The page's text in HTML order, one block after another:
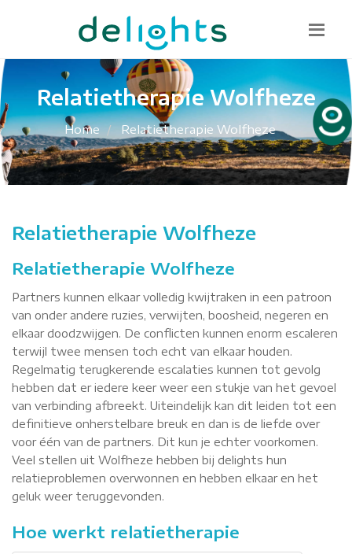
085 130 1482
info@delights.nu
Relatietherapie Wolfheze
Home Relatietherapie Wolfheze
Relatietherapie Wolfheze
Relatietherapie Wolfheze
Partners kunnen elkaar volledig kwijtraken in een patroon
van onder andere ruzies, verwijten, boosheid, negeren en
elkaar doodzwijgen. De conflicten kunnen enorm escaleren
terwijl twee mensen toch echt van elkaar houden.
Regelmatig terugkerende escalaties kunnen tot gevolg
hebben dat er iedere keer weer een stukje van het gevoel
van verbinding afbreekt. Uiteindelijk kan dit leiden tot een
definitieve onherstelbare breuk en dan is de liefde over
voor één van de partners. Dit kun je echter voorkomen.
Veel stellen uit Wolfheze hebben bij delights hun
relatieproblemen overwonnen en hebben elkaar en het
geluk weer teruggevonden.
Hoe werkt relatietherapie